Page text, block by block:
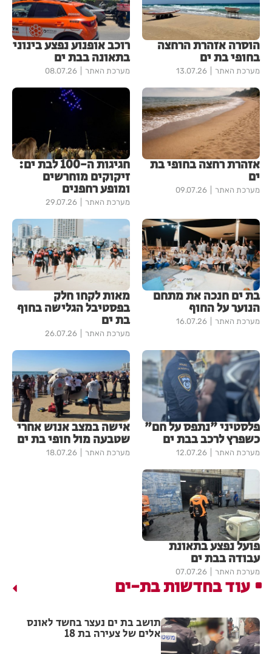
הוסרה אזהרת הרחצה
בחופי בת ים
מערכת האתר 13.07.26
רוכב אופנוע נפצע בינוני
בתאונה בבת ים
מערכת האתר 08.07.26
אזהרת רחצה בחופי בת
ים
מערכת האתר 09.07.26
חגיגות ה-100 לבת ים:
זיקוקים מוחרשים
ומופע רחפנים
מערכת האתר 29.07.26
בת ים חנכה את מתחם
הנוער על החוף
מערכת האתר 16.07.26
מאות לקחו חלק
בפסטיבל הגלישה בחוף
בת ים
מערכת האתר 26.07.26
פלסטיני "נתפס על חם"
כשפרץ לרכב בבת ים
מערכת האתר 12.07.26
אישה במצב אנוש אחרי
שטבעה מול חופי בת ים
מערכת האתר 18.07.26
פועל נפצע בתאונת
עבודה בבת ים
מערכת האתר 07.07.26
עוד בחדשות בת-ים
תושב בת ים נעצר בחשד לאונס
אלים של צעירה בת 18